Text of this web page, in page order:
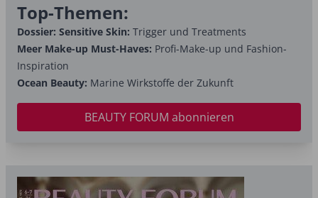
Top-Themen:
Dossier: Sensitive Skin: Trigger und Treatments
Meer Make-up Must-Haves: Profi-Make-up und Fashion-
Inspiration
Ocean Beauty: Marine Wirkstoffe der Zukunft
BEAUTY FORUM abonnieren